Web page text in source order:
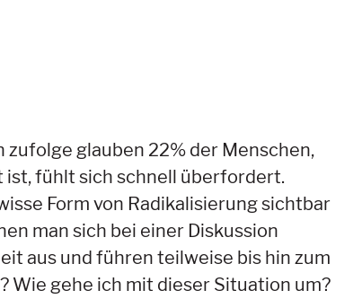
glauben 22% der Menschen,
fühlt sich schnell überfordert.
Form von Radikalisierung sichtbar
man sich bei einer Diskussion
aus und führen teilweise bis hin zum
Wie gehe ich mit dieser Situation um?